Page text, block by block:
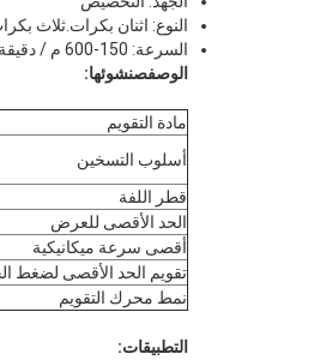
النوع: اثنان بكرات.ثلاث
السرعة: 150-600 م / دقيقة
الوصفصنشوئها:
مادة التقويم
أسلوب التسخين
قطر اللفة
الحد الأقصى للعرض
أقصى سرعة ميكانيكية
تقويم الحد الأقصى لضغط
نمط محرك التقويم
التطبيقات: